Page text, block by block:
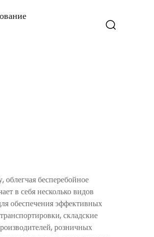
облегчая бесперебойное
в себя несколько видов
обеспечения эффективных
складские
розничных